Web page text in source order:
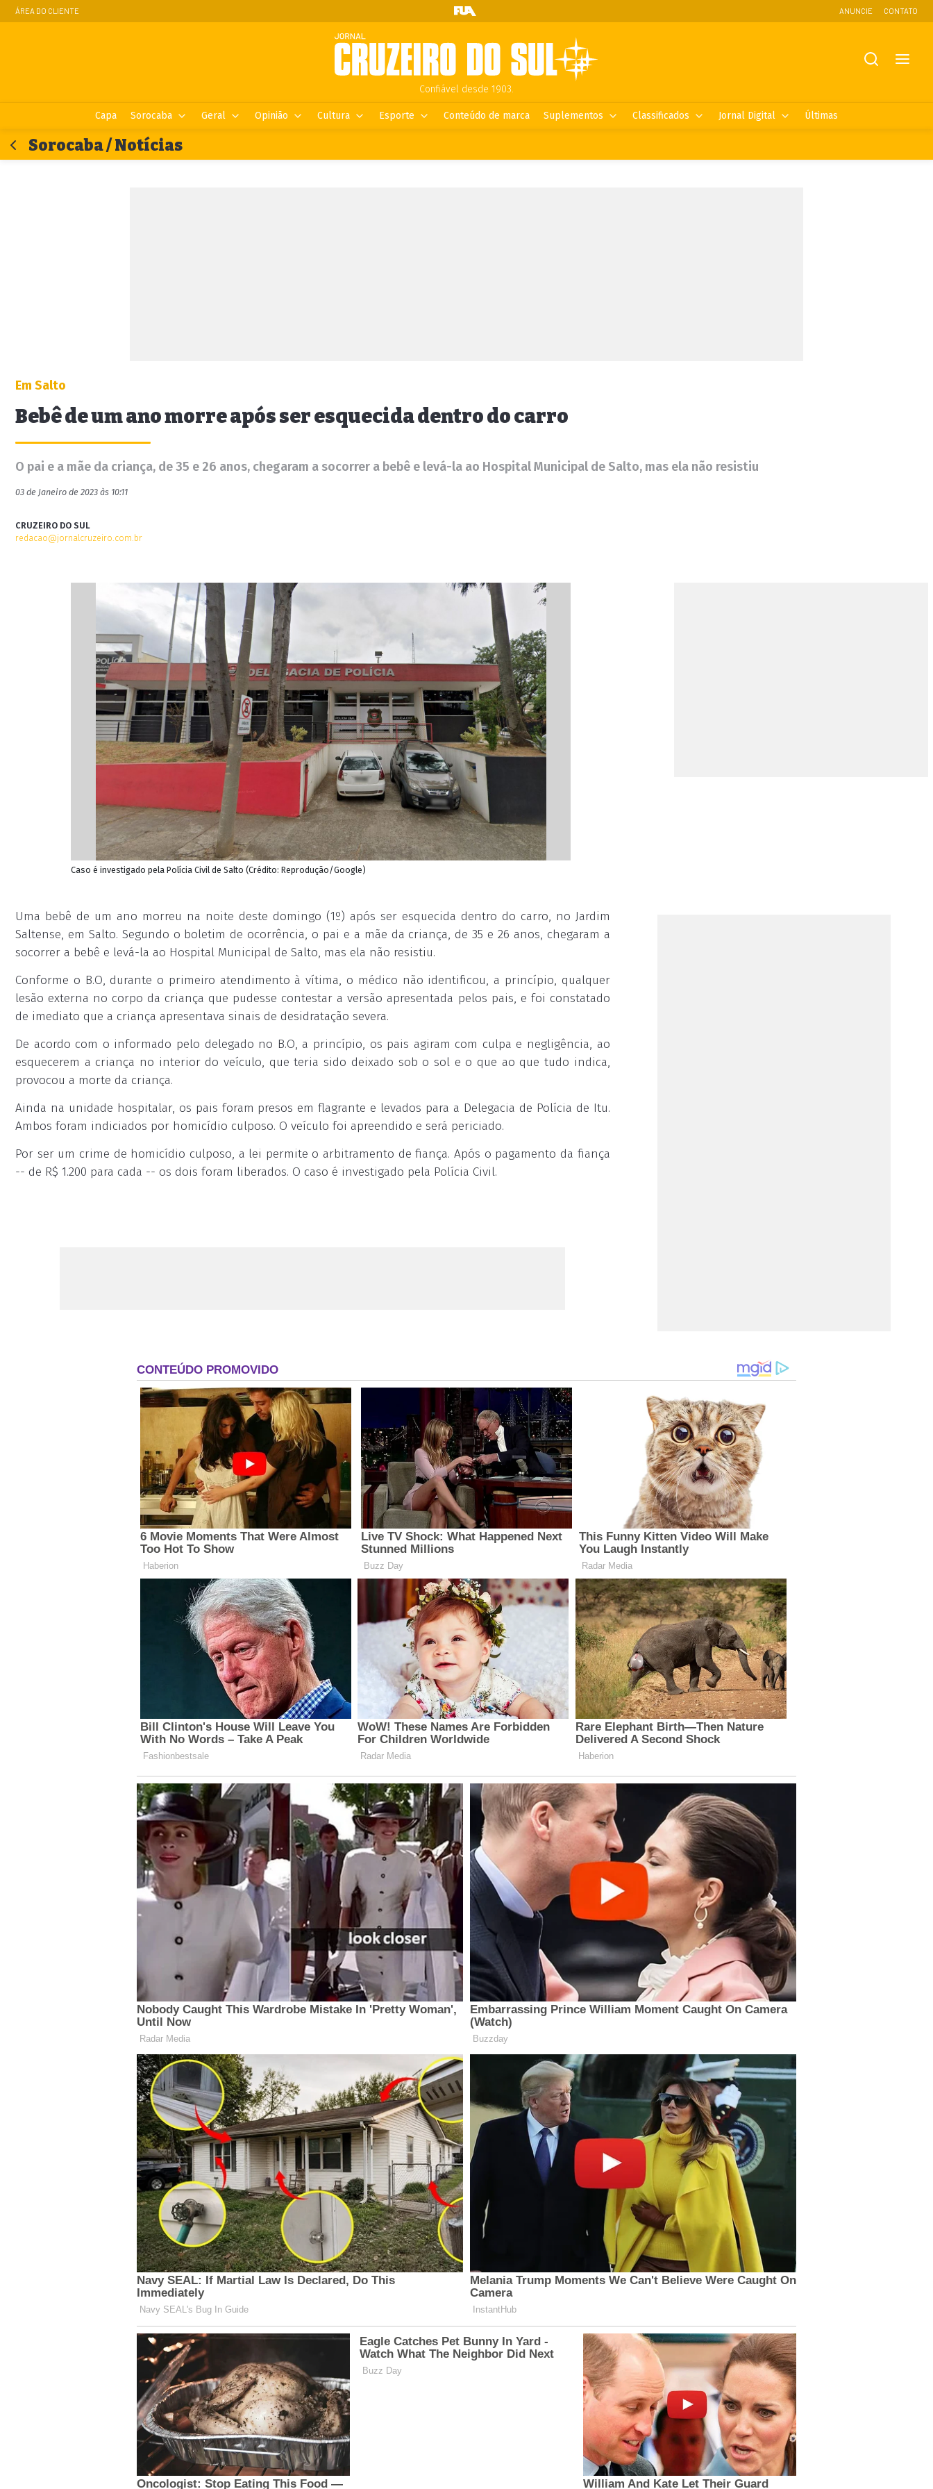
ÁREA DO CLIENTE ANUNCIE CONTATO
Confiável desde 1903.
Capa Sorocaba Geral Opinião Cultura Esporte Conteúdo de marca Suplementos Classificados Jornal Digital Últimas
Sorocaba / Notícias
Em Salto
Bebê de um ano morre após ser esquecida dentro do carro
O pai e a mãe da criança, de 35 e 26 anos, chegaram a socorrer a bebê e levá-la ao Hospital Municipal de Salto, mas ela não resistiu
03 de Janeiro de 2023 às 10:11
CRUZEIRO DO SUL
redacao@jornalcruzeiro.com.br
Caso é investigado pela Polícia Civil de Salto (Crédito: Reprodução/Google)
Uma bebê de um ano morreu na noite deste domingo (1º) após ser esquecida dentro do carro, no Jardim
Saltense, em Salto. Segundo o boletim de ocorrência, o pai e a mãe da criança, de 35 e 26 anos, chegaram a
socorrer a bebê e levá-la ao Hospital Municipal de Salto, mas ela não resistiu.
Conforme o B.O, durante o primeiro atendimento à vítima, o médico não identificou, a princípio, qualquer
lesão externa no corpo da criança que pudesse contestar a versão apresentada pelos pais, e foi constatado
de imediato que a criança apresentava sinais de desidratação severa.
De acordo com o informado pelo delegado no B.O, a princípio, os pais agiram com culpa e negligência, ao
esquecerem a criança no interior do veículo, que teria sido deixado sob o sol e o que ao que tudo indica,
provocou a morte da criança.
Ainda na unidade hospitalar, os pais foram presos em flagrante e levados para a Delegacia de Polícia de Itu.
Ambos foram indiciados por homicídio culposo. O veículo foi apreendido e será periciado.
Por ser um crime de homicídio culposo, a lei permite o arbitramento de fiança. Após o pagamento da fiança
-- de R$ 1.200 para cada -- os dois foram liberados. O caso é investigado pela Polícia Civil.